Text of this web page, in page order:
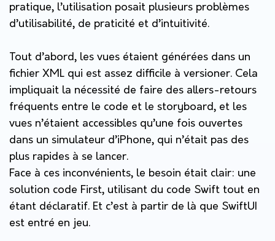
pratique, l’utilisation posait plusieurs problèmes
d’utilisabilité, de praticité et d’intuitivité.
Tout d’abord, les vues étaient générées dans un
fichier XML qui est assez difficile à versioner. Cela
impliquait la nécessité de faire des allers-retours
fréquents entre le code et le storyboard, et les
vues n’étaient accessibles qu’une fois ouvertes
dans un simulateur d’iPhone, qui n’était pas des
plus rapides à se lancer.
Face à ces inconvénients, le besoin était clair: une
solution code First, utilisant du code Swift tout en
étant déclaratif. Et c’est à partir de là que SwiftUI
est entré en jeu.